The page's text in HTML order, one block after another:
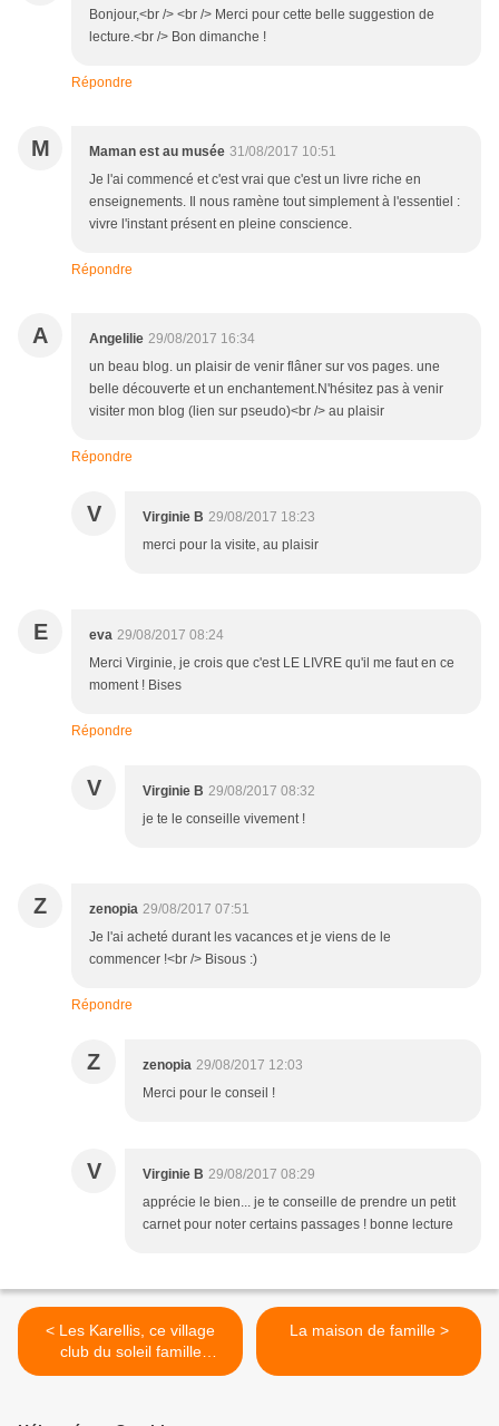
Bonjour,<br /> <br /> Merci pour cette belle suggestion de
lecture.<br /> Bon dimanche !
Répondre
M Maman est au musée 31/08/2017 10:51
Je l'ai commencé et c'est vrai que c'est un livre riche en
enseignements. Il nous ramène tout simplement à l'essentiel :
vivre l'instant présent en pleine conscience.
Répondre
A Angelilie 29/08/2017 16:34
un beau blog. un plaisir de venir flâner sur vos pages. une
belle découverte et un enchantement.N'hésitez pas à venir
visiter mon blog (lien sur pseudo)<br /> au plaisir
Répondre
V Virginie B 29/08/2017 18:23
merci pour la visite, au plaisir
E eva 29/08/2017 08:24
Merci Virginie, je crois que c'est LE LIVRE qu'il me faut en ce
moment ! Bises
Répondre
V Virginie B 29/08/2017 08:32
je te le conseille vivement !
Z zenopia 29/08/2017 07:51
Je l'ai acheté durant les vacances et je viens de le
commencer !<br /> Bisous :)
Répondre
Z zenopia 29/08/2017 12:03
Merci pour le conseil !
V Virginie B 29/08/2017 08:29
apprécie le bien... je te conseille de prendre un petit
carnet pour noter certains passages ! bonne lecture
< Les Karellis, ce village
club du soleil famille
exceptionnel
La maison de famille >